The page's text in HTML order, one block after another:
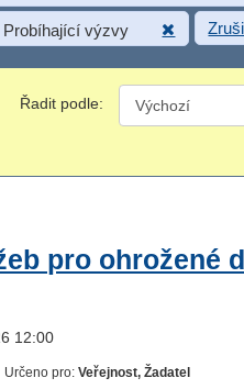
Probíhající výzvy
Řadit podle:
pro ohrožené
12:00
Určeno pro:Veřejnost, Žadatel